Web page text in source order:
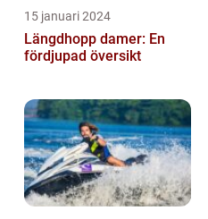
15 januari 2024
Längdhopp damer: En
fördjupad översikt